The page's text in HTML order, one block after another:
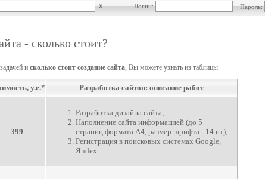
Логин: Пароль:
- сколько стоит?
и сколько стоит создание сайта, Вы можете узнать из таблицы.
у.е.* Разработка сайтов: описание работ
399
Разработка дизайна сайта;
Наполнение сайта информацией (до 5
страниц формата А4, размер шрифта - 14 пт);
Регистрация в поисковых системах Google,
Яndex.